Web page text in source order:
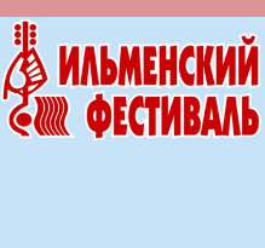
Ильменский